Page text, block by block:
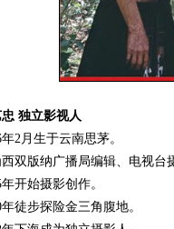
独立影视人
年2月生于云南思茅。
西双版纳广播局编辑、电视台
年开始摄影创作。
年徒步探险金三角腹地。